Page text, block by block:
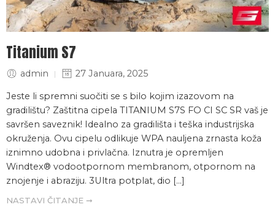
Titanium S7
admin 27 Januara, 2025
Jeste li spremni suočiti se s bilo kojim izazovom na
gradilištu? Zaštitna cipela TITANIUM S7S FO CI SC SR vaš je
savršen saveznik! Idealno za gradilišta i teška industrijska
okruženja. Ovu cipelu odlikuje WPA nauljena zrnasta koža
iznimno udobna i privlačna. Iznutra je opremljen
Windtex® vodootpornom membranom, otpornom na
znojenje i abraziju. 3Ultra potplat, dio […]
NASTAVI ČITANJE ➞